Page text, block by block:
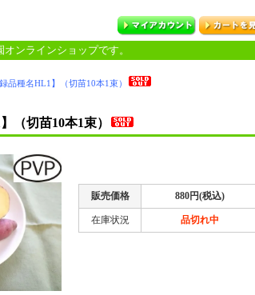
ンラインショップです。
品種名HL1】（切苗10本1束）
（切苗10本1束）
販売価格 880円(税込)
在庫状況 品切れ中